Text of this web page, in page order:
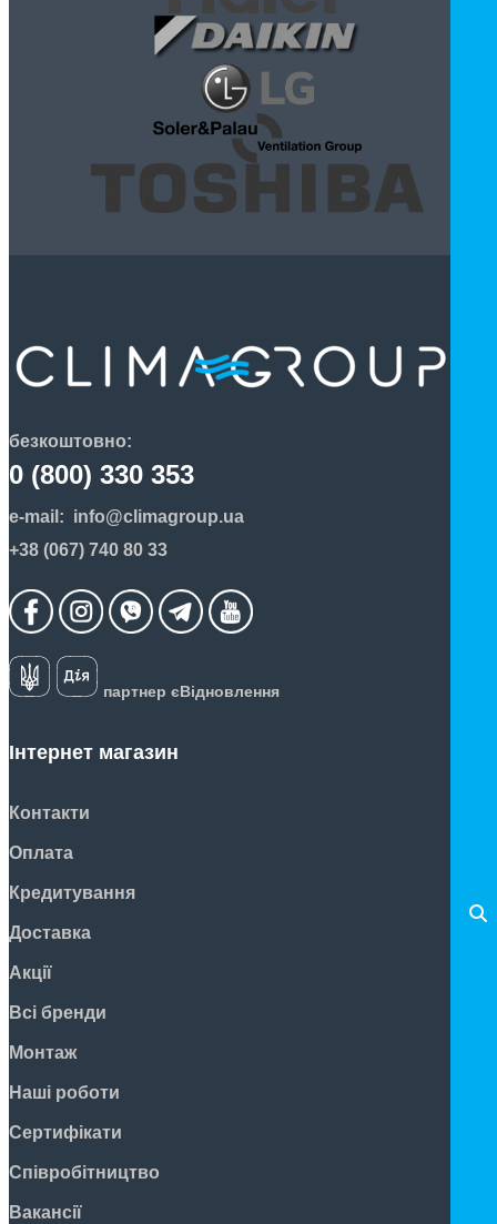
безкоштовно:
0 (800) 330 353
e-mail: info@climagroup.ua
+38 (067) 740 80 33
партнер єВідновлення
Інтернет магазин
Контакти
Оплата
Кредитування
Доставка
Акції
Всі бренди
Монтаж
Наші роботи
Сертифікати
Співробітництво
Вакансії